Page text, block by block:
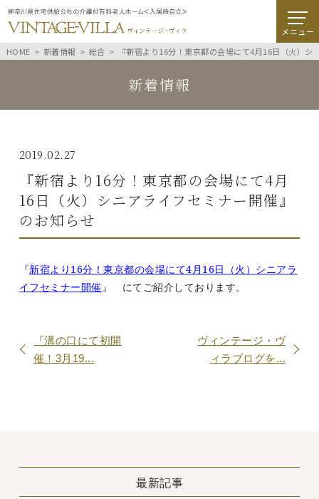
メニュー
HOME
新着情報 総合 『新宿より16分！東京都の会場にて4月16日（火）
新着情報
2019.02.27
『新宿より16分！東京都の会場にて4月
16日（火）シニアライフセミナー開催』
のお知らせ
『新宿より 16分！東京都の会場にて4月 16日（火）シニアラ
イフセミナー開催』 にてご紹介しております。
『溝の口にて初開
催！3月19...
ヴィンテージ・ヴ
ィラブログを...
最新記事